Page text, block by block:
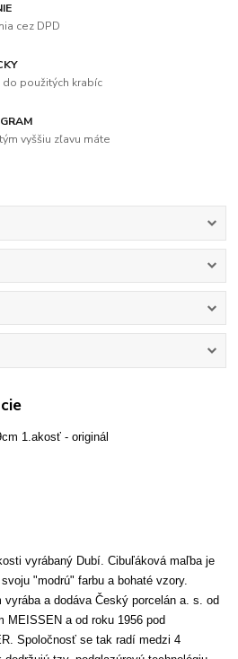
cez DPD
použitých krabíc
vyššiu zľavu máte
1.akosť - originál
vyrábaný Dubí. Cibuľáková maľba je
"modrú" farbu a bohaté vzory.
a dodáva Český porcelán a. s. od
MEISSEN a od roku 1956 pod
Spoločnosť se tak radí medzi 4